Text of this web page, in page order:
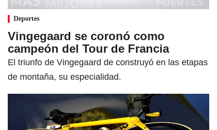
Deportes
Vingegaard se coronó como
campeón del Tour de Francia
El triunfo de Vingegaard de construyó en las etapas
de montaña, su especialidad.